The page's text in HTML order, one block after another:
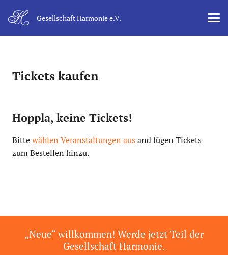
Gesellschaft Harmonie e.V.
Tickets kaufen
Hoppla, keine Tickets!
Bittewählen Veranstaltungen aus and fügen Tickets
zum Bestellen hinzu.
„Neue“ willkommen! Werde jetzt Teil der
Gesellschaft Harmonie.